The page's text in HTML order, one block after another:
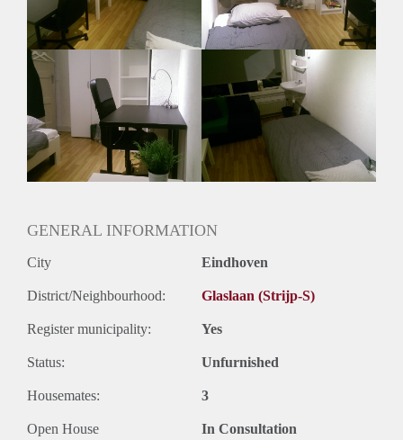
Heb je interesse stuur dan een leuk berichtje over jezelf. Dan
nodigen we je uit voor de kijkavond!
GENERAL INFORMATION
City Eindhoven
District/Neighbourhood: Glaslaan (Strijp-S)
Register municipality: Yes
Status: Unfurnished
Housemates: 3
Open House In Consultation